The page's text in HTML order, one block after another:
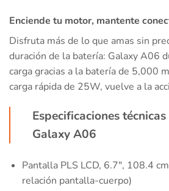
Enciende tu motor, mantente
Disfruta más de lo que amas sin
duración de la batería: Galaxy A06
carga gracias a la batería de 5,000
carga rápida de 25W, vuelve a la
Especificaciones
Galaxy A06
Pantalla PLS LCD, 6.7″, 108.4
relación pantalla-cuerpo)